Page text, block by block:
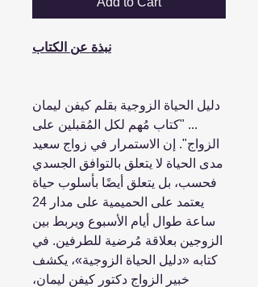
نبذة عن الكتاب
دليل الحياة الزوجية بقلم كيفن ليمان
... "كتاب مُهم لكل المُقبلين على
الزواج". إن الاستمرار في زواج سعيد
مدى الحياة لا يتعلق بالتوافق الجسدي
فحسب، بل يتعلق أيضًا بأسلوب حياة
يعتمد على الحميمية على مدار 24
ساعة طوال أيام الأسبوع ويربط بين
الزوجين بعلاقة مُرضية للطرفين. في
كتابه «دليل الحياة الزوجية»، يكشف
خبير الزواج دكتور كيفن ليمان،